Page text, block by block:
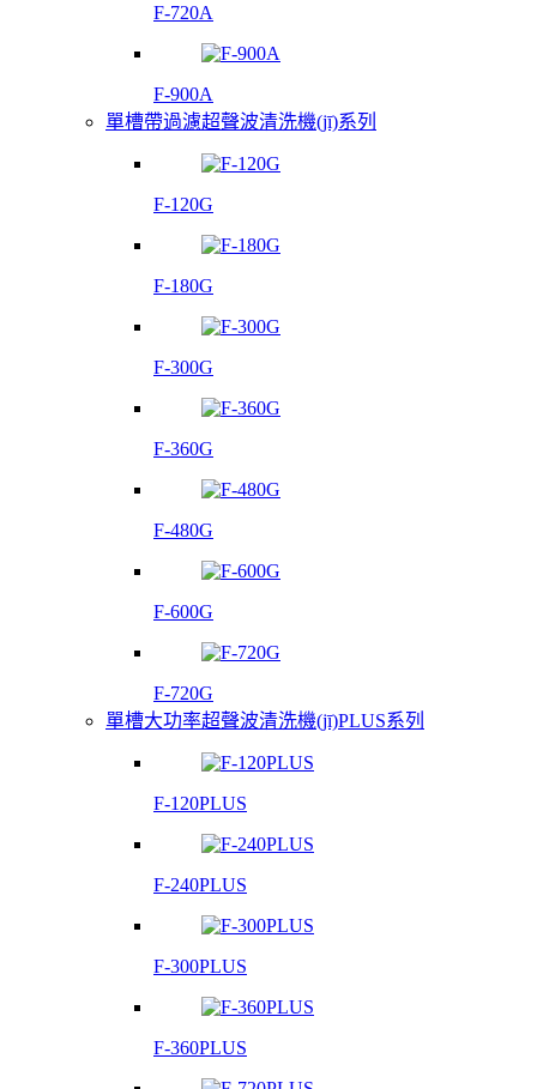
F-720A
F-900A
單槽帶過濾超聲波清洗機(jī)系列
F-120G
F-180G
F-300G
F-360G
F-480G
F-600G
F-720G
單槽大功率超聲波清洗機(jī)PLUS系列
F-120PLUS
F-240PLUS
F-300PLUS
F-360PLUS